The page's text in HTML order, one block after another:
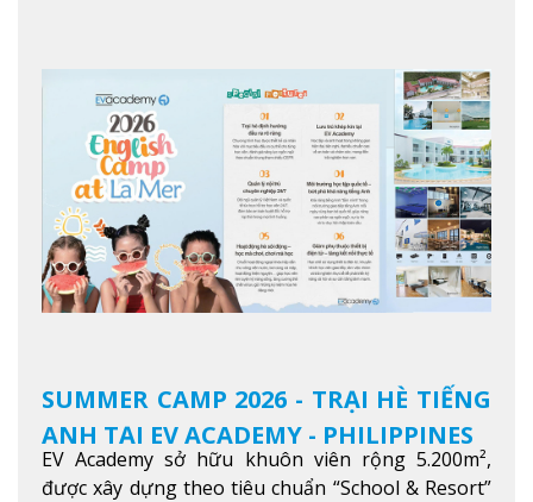
SUMMER CAMP 2026 - TRẠI HÈ TIẾNG
ANH TẠI EV ACADEMY - PHILIPPINES
EV Academy sở hữu khuôn viên rộng 5.200m²,
được xây dựng theo tiêu chuẩn “School & Resort”